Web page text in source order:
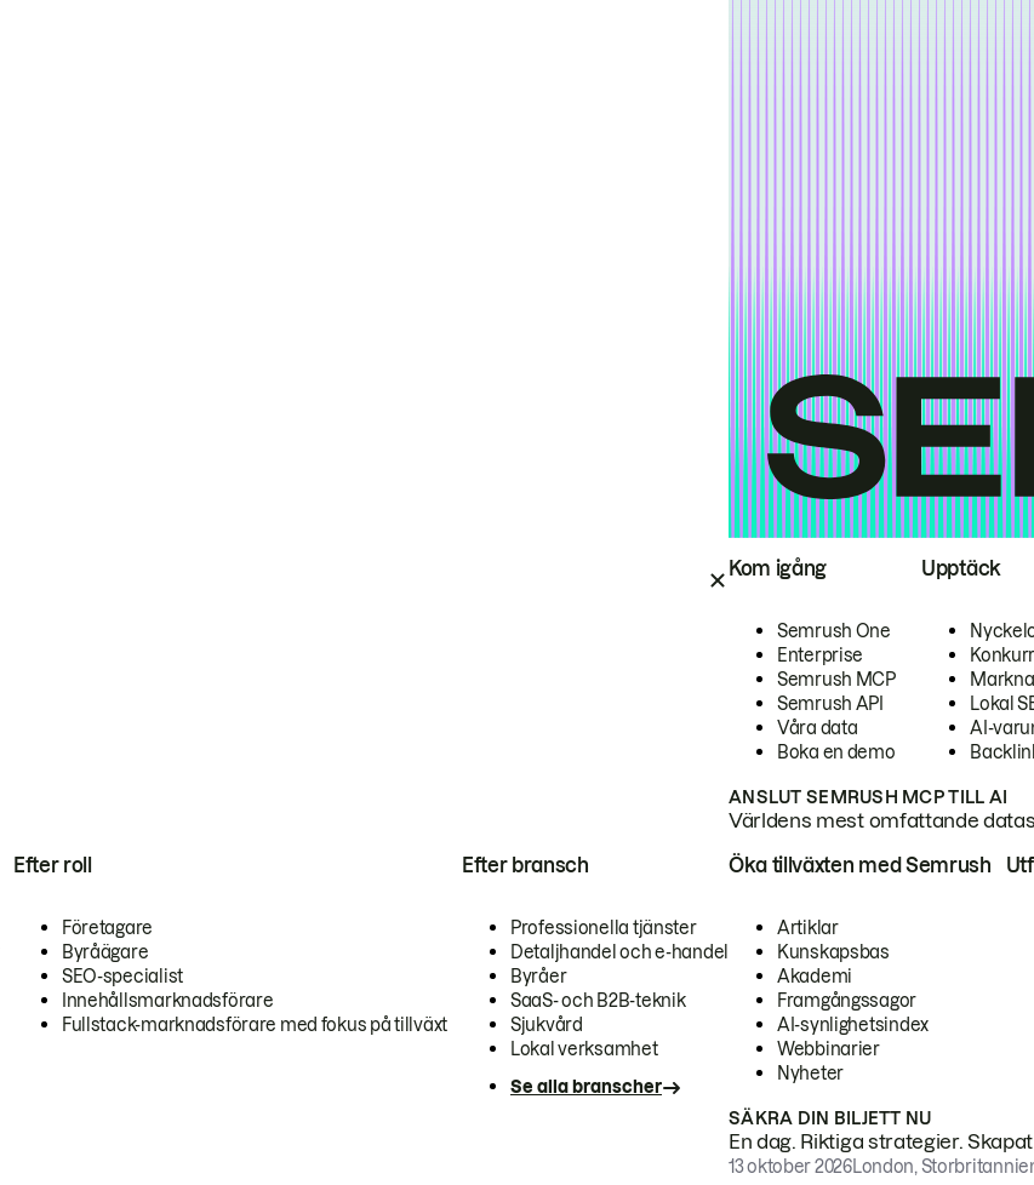
Kom igång
Semrush One
Enterprise
Semrush MCP
Semrush API
Våra data
Boka en demo
Upptäck
Lokal
AI-
ANSLUT SEMRUSH MCP TILL AI
Världens mest omfattande
Efter roll
Företagare
Byråägare
SEO-specialist
Innehållsmarknadsförare
Fullstack-marknadsförare med fokus på tillväxt
Efter bransch
Professionella tjänster
Detaljhandel och e-handel
Byråer
SaaS- och B2B-teknik
Sjukvård
Lokal verksamhet
Se alla branscher
Öka tillväxten med Semrush
Artiklar
Kunskapsbas
Akademi
Framgångssagor
AI-synlighetsindex
Webbinarier
Nyheter
SÄKRA DIN BILJETT NU
En dag. Riktiga strategier.
13 oktober 2026London,